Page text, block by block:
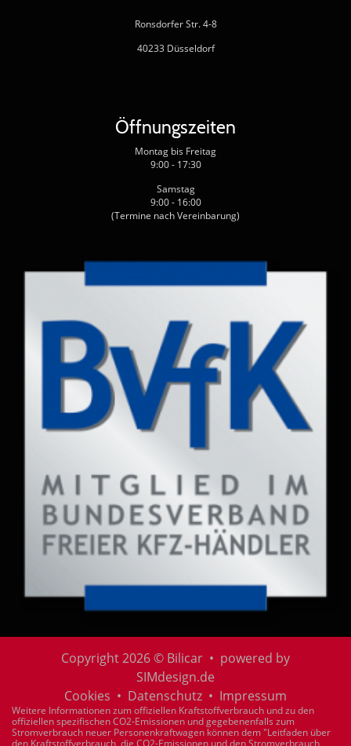
Ronsdorfer Str. 4-8
40233 Düsseldorf
Öffnungszeiten
Montag bis Freitag
9:00 - 17:30
Samstag
9:00 - 16:00
(Termine nach Vereinbarung)
Copyright 2026 © Bilicar • powered by
SIMdesign.de
Cookies • Datenschutz • Impressum
Weitere Informationen zum offiziellen Kraftstoffverbrauch und zu den
offiziellen spezifischen CO2-Emissionen und gegebenenfalls zum
Stromverbrauch neuer Personenkraftwagen können dem "Leitfaden über
den Kraftstoffverbrauch, die CO2-Emissionen und den Stromverbrauch